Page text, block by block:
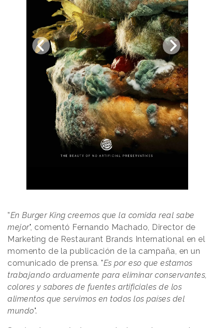
”En Burger King creemos que la comida real sabe
mejor", comentó Fernando Machado, Director de
Marketing de Restaurant Brands International en el
momento de la publicación de la campaña, en un
comunicado de prensa. "Es por eso que estamos
trabajando arduamente para eliminar conservantes,
colores y sabores de fuentes artificiales de los
alimentos que servimos en todos los países del
mundo".